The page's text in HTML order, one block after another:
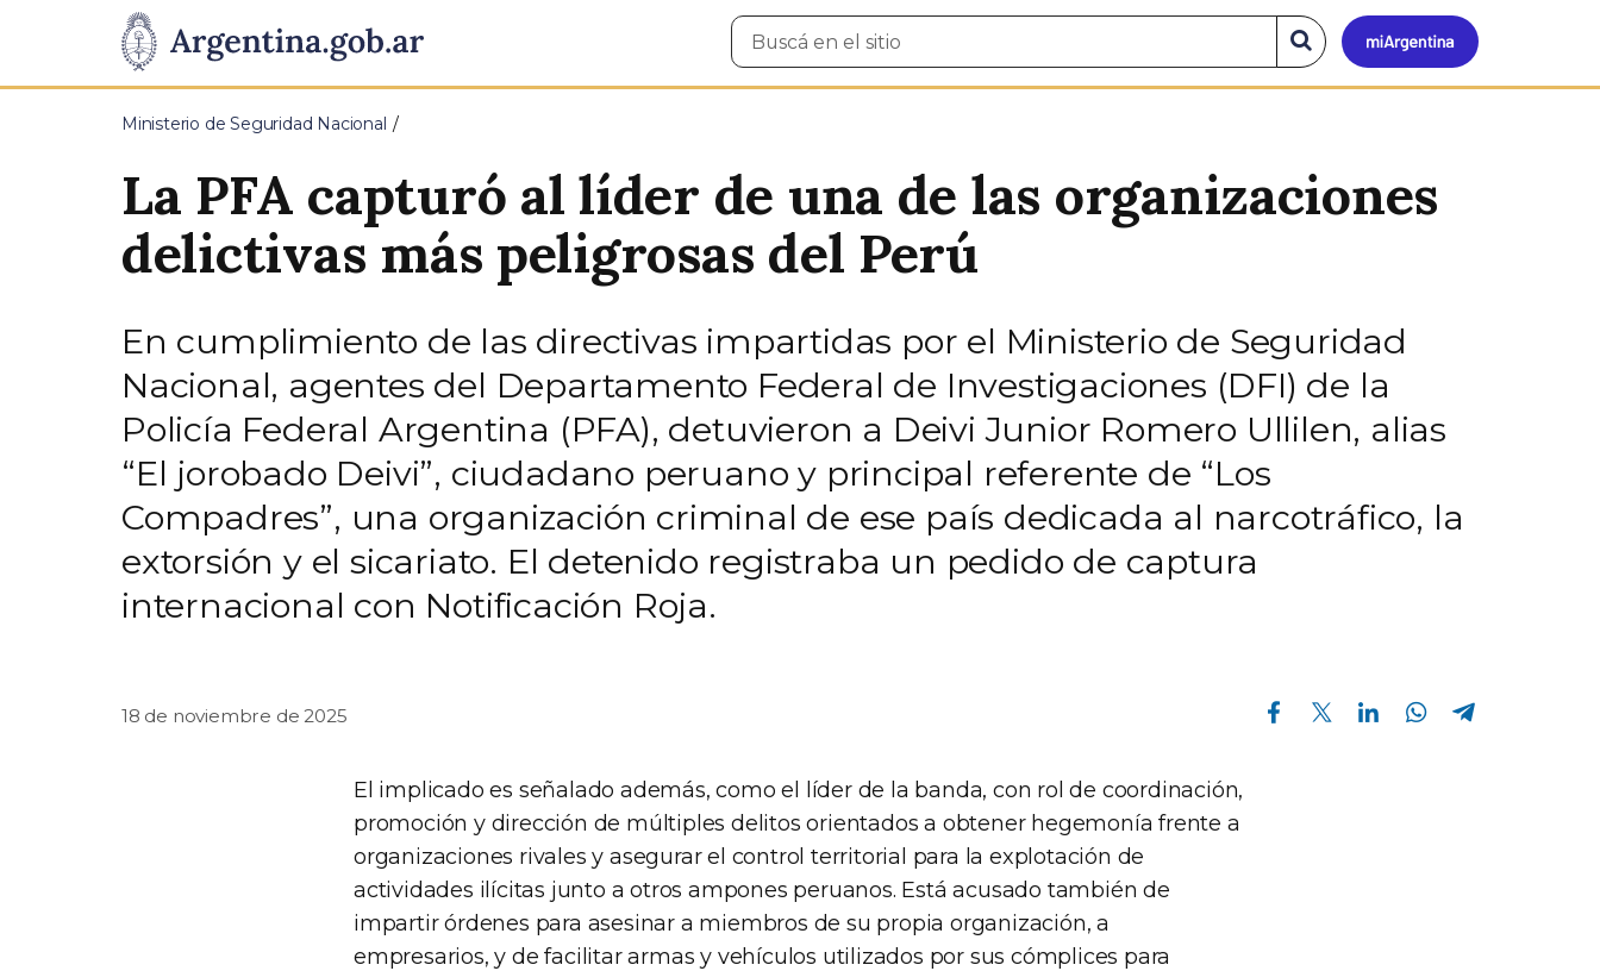
Presidencia
de
Pasar al contenido principal
Mi
Buscar
en
Buscar
en
el
Ministerio de Seguridad Nacional
La PFA capturó al líder de una de las organizaciones
delictivas más peligrosas del Perú
En cumplimiento de las directivas impartidas por el Ministerio de Seguridad
Nacional, agentes del Departamento Federal de Investigaciones (DFI) de la
Policía Federal Argentina (PFA), detuvieron a Deivi Junior Romero Ullilen, alias
“El jorobado Deivi”, ciudadano peruano y principal referente de “Los
Compadres”, una organización criminal de ese país dedicada al narcotráfico, la
extorsión y el sicariato. El detenido registraba un pedido de captura
internacional con Notificación Roja.
18 de noviembre de 2025
Compartir en Facebook Compartir en Twitter Compartir en Linkedin Compartir en Whatsapp
El implicado es señalado además, como el líder de la banda, con rol de coordinación,
promoción y dirección de múltiples delitos orientados a obtener hegemonía frente a
organizaciones rivales y asegurar el control territorial para la explotación de
actividades ilícitas junto a otros ampones peruanos. Está acusado también de
impartir órdenes para asesinar a miembros de su propia organización, a
empresarios, y de facilitar armas y vehículos utilizados por sus cómplices para